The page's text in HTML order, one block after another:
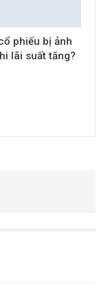
phiếu bị ảnh
lãi suất tăng?